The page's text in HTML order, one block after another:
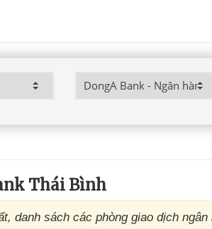
Thái Bình
danh sách các phòng giao dịch